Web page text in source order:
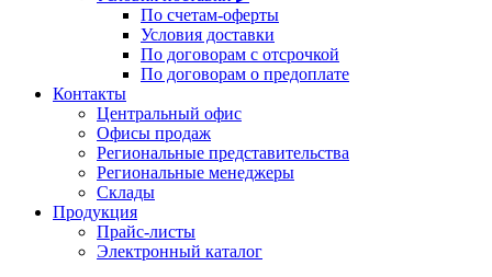
По счетам-оферты
Условия доставки
По договорам с отсрочкой
По договорам о предоплате
Контакты
Центральный офис
Офисы продаж
Региональные представительства
Региональные менеджеры
Склады
Продукция
Прайс-листы
Электронный каталог